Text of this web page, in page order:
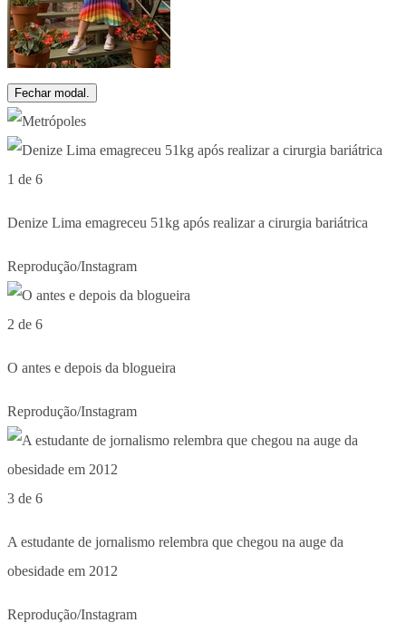
Fechar modal.
1 de 6
Denize Lima emagreceu 51kg após realizar a cirurgia bariátrica
Reprodução/Instagram
2 de 6
O antes e depois da blogueira
Reprodução/Instagram
3 de 6
A estudante de jornalismo relembra que chegou na auge da
obesidade em 2012
Reprodução/Instagram